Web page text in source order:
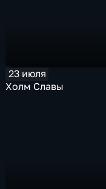
23 июля
Холм Славы